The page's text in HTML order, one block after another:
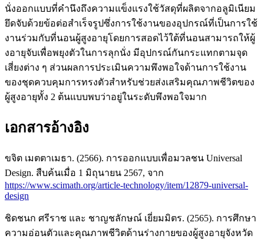
นั่งออกแบบที่คำนึงถึงความแข็งแรงใช้วัสดุที่ผลิตจากอลูมิเนียม
ยึดจับด้วยข้อต่อสำเร็จรูปซึ่งการใช้งานของอุปกรณ์ที่เป็นการใช้
งานร่วมกับที่นอนผู้สูงอายุโดยการสอดไว้ใต้ที่นอนสามารถให้ผู้
งอายุจับเพื่อพยุงตัวในการลุกนั่ง มีอุปกรณ์กันกระแทกตามจุด
เสี่ยงต่าง ๆ ส่วนผลการประเมินความพึงพอใจด้านการใช้งาน
ของชุดควบคุมการทรงตัวสำหรับช่วยส่งเสริมคุณภาพชีวิตของ
ผู้สูงอายุทั้ง 2 ต้นแบบพบว่าอยู่ในระดับพึงพอใจมาก
เอกสารอ้างอิง
ขจิต เมตตาเมธา. (2566). การออกแบบเพื่อมวลชน Universal
Design. สืบค้นเมื่อ 1 มิถุนายน 2567, จาก
https://www.scimath.org/article-technology/item/12879-universal-
design
ชิดชนก ศรีราช และ ชาญชลักษณ์ เยี่ยมมิตร. (2565). การศึกษา
ความอ่อนตัวและคุณภาพชีวิตด้านร่างกายของผู้สูงอายุจังหวัด